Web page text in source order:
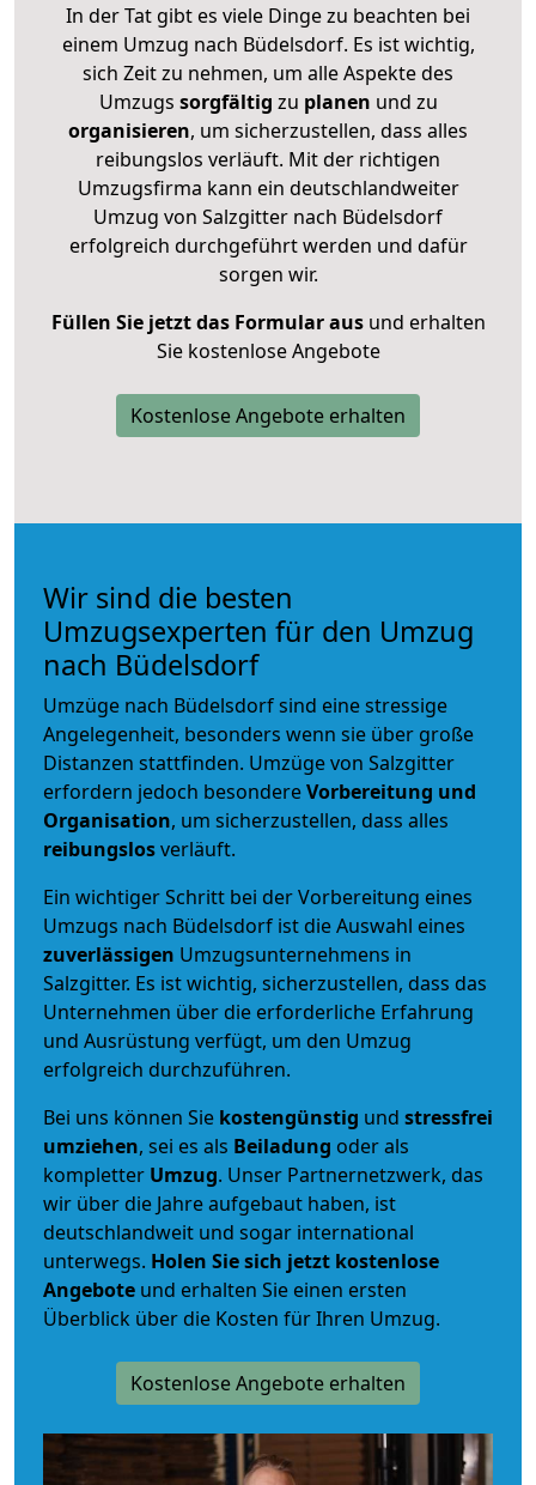
In der Tat gibt es viele Dinge zu beachten bei
einem Umzug nach Büdelsdorf. Es ist wichtig,
sich Zeit zu nehmen, um alle Aspekte des
Umzugs sorgfältig zu planen und zu
organisieren, um sicherzustellen, dass alles
reibungslos verläuft. Mit der richtigen
Umzugsfirma kann ein deutschlandweiter
Umzug von Salzgitter nach Büdelsdorf
erfolgreich durchgeführt werden und dafür
sorgen wir.
Füllen Sie jetzt das Formular ausund erhalten
Sie kostenlose Angebote
Kostenlose Angebote erhalten
Wir sind die besten
Umzugsexperten für den Umzug
nach Büdelsdorf
Umzüge nach Büdelsdorf sind eine stressige
Angelegenheit, besonders wenn sie über große
Distanzen stattfinden. Umzüge von Salzgitter
erfordern jedoch besondereVorbereitung und
Organisation, um sicherzustellen, dass alles
reibungslosverläuft.
Ein wichtiger Schritt bei der Vorbereitung eines
Umzugs nach Büdelsdorf ist die Auswahl eines
zuverlässigen Umzugsunternehmens in
Salzgitter. Es ist wichtig, sicherzustellen, dass das
Unternehmen über die erforderliche Erfahrung
und Ausrüstung verfügt, um den Umzug
erfolgreich durchzuführen.
Bei uns können Sie kostengünstig und stressfrei
umziehen, sei es als Beiladung oder als
kompletter Umzug. Unser Partnernetzwerk, das
wir über die Jahre aufgebaut haben, ist
deutschlandweit und sogar international
unterwegs. Holen Sie sich jetzt kostenlose
Angebote und erhalten Sie einen ersten
Überblick über die Kosten für Ihren Umzug.
Kostenlose Angebote erhalten